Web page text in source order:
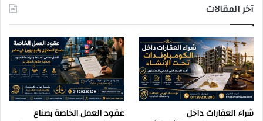
آخر المقالات
شراء العقارات داخل
عقود العمل الخاصة بصناع